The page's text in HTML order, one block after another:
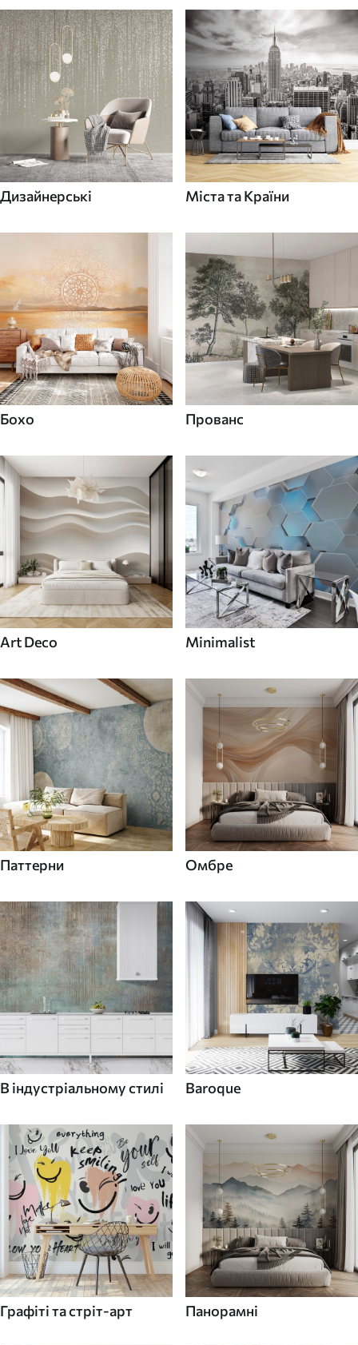
Дизайнерські Міста та Країни
Бохо Прованс
Art Deco Minimalist
Паттерни Омбре
В індустріальному стилі Baroque
Графіті та стріт-арт Панорамні